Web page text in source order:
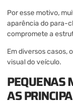
Por esse motivo,
aparência do para-
compromete a
Em diversos casos,
visual do veículo.
PEQUENAS
AS